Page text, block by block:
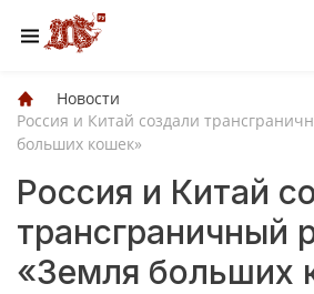
Новости
Россия и Китай создали
больших кошек»
Россия и Китай
трансграничный
«Земля больших